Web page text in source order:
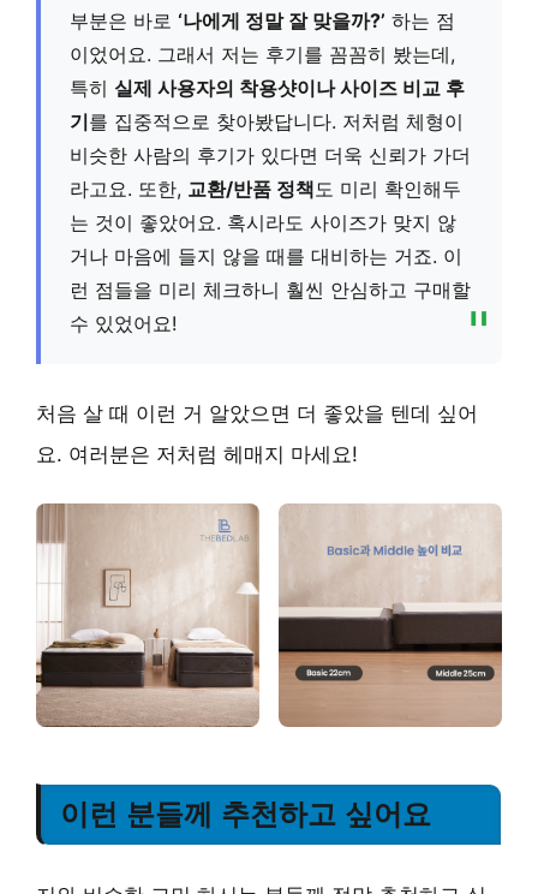
부분은 바로 ‘나에게 정말 잘 맞을까?’ 하는 점
이었어요. 그래서 저는 후기를 꼼꼼히 봤는데,
특히 실제 사용자의 착용샷이나 사이즈 비교 후
기를 집중적으로 찾아봤답니다. 저처럼 체형이
비슷한 사람의 후기가 있다면 더욱 신뢰가 가더
라고요. 또한, 교환/반품 정책 도 미리 확인해두
는 것이 좋았어요. 혹시라도 사이즈가 맞지 않
거나 마음에 들지 않을 때를 대비하는 거죠. 이
런 점들을 미리 체크하니 훨씬 안심하고 구매할
수 있었어요!
처음 살 때 이런 거 알았으면 더 좋았을 텐데 싶어
요. 여러분은 저처럼 헤매지 마세요!
이런 분들께 추천하고 싶어요